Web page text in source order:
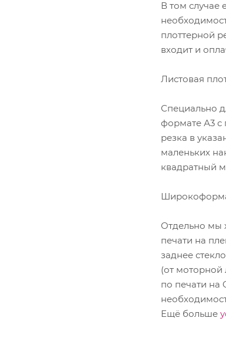
В том случае
плоттерной
входит и
Листовая
Специально
формате А3 с
резка в
маленьких
квадратный
Отдельно мы
печати на
заднее
(от моторной
по печати на
Ещё больше